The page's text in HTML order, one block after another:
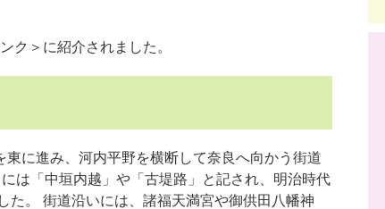
ク＞ に紹介されました。
に進み、河内平野を横断して奈良へ向かう街道
は「中垣内越」や「古堤路」と記され、明治時代
た。 街道沿いには、諸福天満宮や御供田八幡神